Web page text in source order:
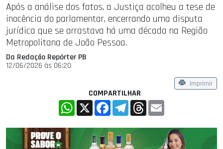
Após a análise dos fatos, a Justiça acolheu a tese de
inocência do parlamentar, encerrando uma disputa
jurídica que se arrastava há uma década na Região
Metropolitana de João Pessoa.
Da Redação Repórter PB
12/06/2026 às 06:20
Imprimir
COMPARTILHAR
WhatsApp
X FacebookTelegramThreads